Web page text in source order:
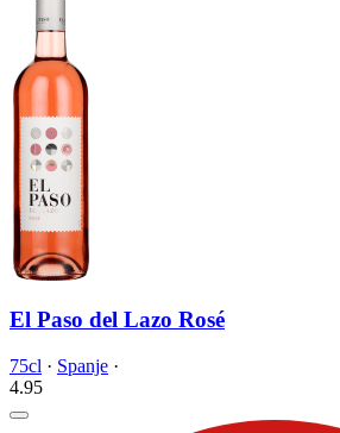
El Paso del Lazo Rosé
75cl · Spanje ·
4.95